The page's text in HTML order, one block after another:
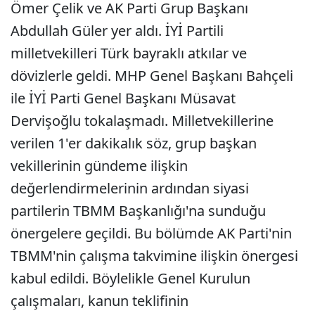
Ömer Çelik ve AK Parti Grup Başkanı
Abdullah Güler yer aldı. İYİ Partili
milletvekilleri Türk bayraklı atkılar ve
dövizlerle geldi. MHP Genel Başkanı Bahçeli
ile İYİ Parti Genel Başkanı Müsavat
Dervişoğlu tokalaşmadı. Milletvekillerine
verilen 1'er dakikalık söz, grup başkan
vekillerinin gündeme ilişkin
değerlendirmelerinin ardından siyasi
partilerin TBMM Başkanlığı'na sunduğu
önergelere geçildi. Bu bölümde AK Parti'nin
TBMM'nin çalışma takvimine ilişkin önergesi
kabul edildi. Böylelikle Genel Kurulun
çalışmaları, kanun teklifinin